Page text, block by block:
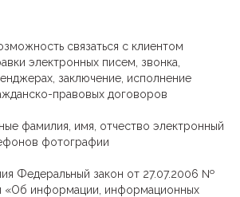
связаться с клиентом
электронных писем, звонка,
заключение, исполнение
правовых договоров
фамилия, имя, отчество электронный
фотографии
Федеральный закон от 27.07.2006 №
«Об информации, информационных